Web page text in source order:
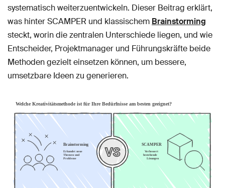
systematisch weiterzuentwickeln. Dieser Beitrag erklärt,
was hinter SCAMPER und klassischem Brainstorming
steckt, worin die zentralen Unterschiede liegen, und wie
Entscheider, Projektmanager und Führungskräfte beide
Methoden gezielt einsetzen können, um bessere,
umsetzbare Ideen zu generieren.